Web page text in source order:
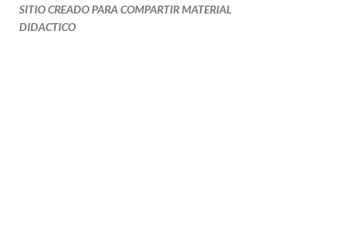
SITIO CREADO PARA COMPARTIR MATERIAL
DIDACTICO